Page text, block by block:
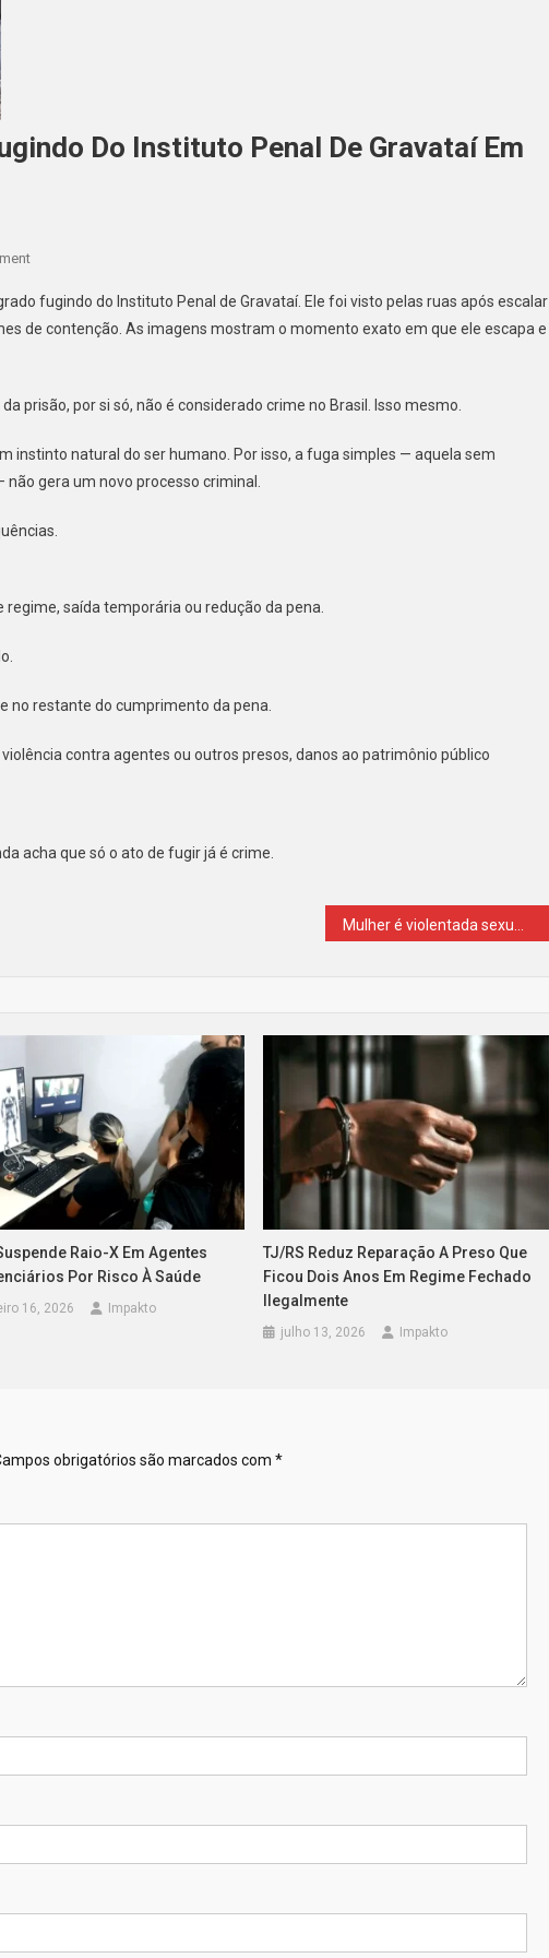
Do Instituto Penal De Gravataí Em
On
Detento
Foi
Do
Penal
De
Em
Do
fugindo do Instituto Penal de Gravataí. Ele foi visto pelas ruas após escalar
de contenção. As imagens mostram o momento exato em que ele escapa e
prisão, por si só, não é considerado crime no Brasil. Isso mesmo.
instinto natural do ser humano. Por isso, a fuga simples — aquela sem
gera um novo processo criminal.
saída temporária ou redução da pena.
no restante do cumprimento da pena.
contra agentes ou outros presos, danos ao patrimônio público
acha que só o ato de fugir já é crime.
Raio-X Em Agentes
Por Risco À Saúde
16, 2026 Impakto
TJ/RS Reduz Reparação A Preso Que
Ficou Dois Anos Em Regime Fechado
Ilegalmente
julho 13, 2026 Impakto
obrigatórios são marcados com *